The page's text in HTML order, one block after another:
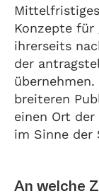
Konzepte für
ihrerseits
der
breiteren
einen Ort
im Sinne der
An welche